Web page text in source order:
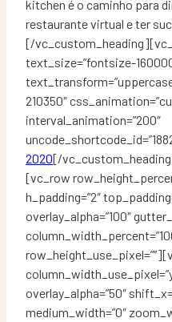
kitchen é o caminho para
restaurante virtual e ter
[/
text_size=”fontsize-
210350″
interval_animation=”200″
2020[/
[vc_row
h_padding=”2″
overlay_alpha=”100″
overlay_alpha=”50″
medium_width=”0″